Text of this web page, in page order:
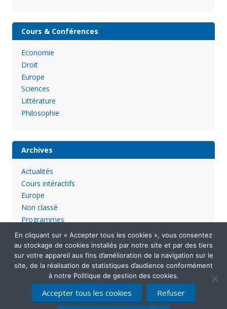
Cours & Conférences
Economie
Droit
Europe
Sciences
Littérature
Philosophie
Archives
Actualités
Cours intéractifs
Europe
Non classé
Programmes
Mentions légales Politique de confidentialité
En cliquant sur « Accepter tous les cookies », vous consentez
au stockage de cookies installés par notre site et par des tiers
sur votre appareil aux fins d’amélioration de la navigation sur le
site, de la réalisation de statistiques d’audience conformément
à notre Politique de gestion des cookies.
Accepter tous les cookies Refuser